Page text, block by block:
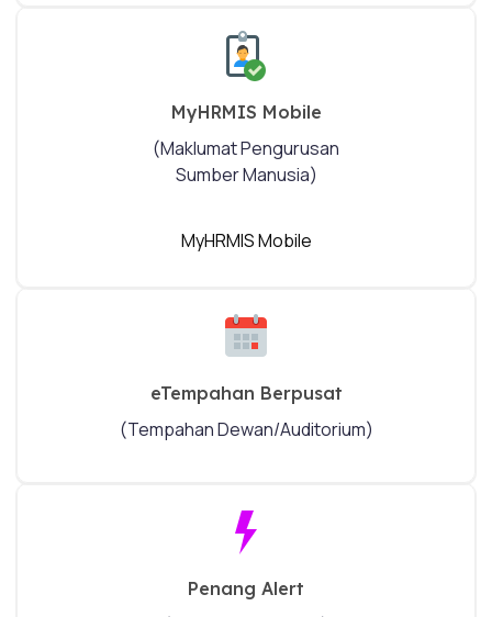
MyHRMIS Mobile
(Maklumat Pengurusan
Sumber Manusia)
MyHRMIS Mobile
eTempahan Berpusat
(Tempahan Dewan/Auditorium)
Penang Alert